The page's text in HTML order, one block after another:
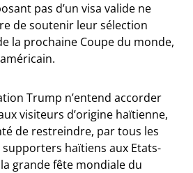
pas d’un visa valide ne
de soutenir leur sélection
la prochaine Coupe du monde,
Trump n’entend accorder
visiteurs d’origine haïtienne,
de restreindre, par tous les
supporters haïtiens aux Etats-
grande fête mondiale du